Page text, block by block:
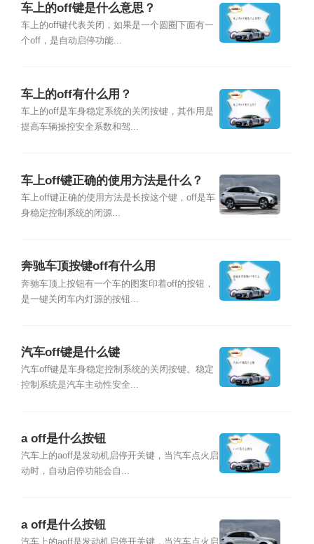
车上的off键是什么意思？
车上的off键代表关闭，如果是一个圆圈下面有一
个off，是自动启停功能...
车上的off有什么用？
车上的off是车身稳定系统的关闭按键，其作用是
提高车辆操控安全系数和驾...
车上off键正确的使用方法是什么？
车上off键正确的使用方法是长按这个键，off是车
身稳定控制系统的闭源...
奔驰车顶按键off有什么用
奔驰车顶上按钮有一个车的图案印着off的按钮，
是一键关闭车内灯源的按钮...
汽车off键是什么键
汽车off键是车身稳定控制系统的关闭按键。稳定
控制系统是汽车主动性安全...
a off是什么按钮
汽车上的aoff是发动机启停开关键，当汽车点火启
动时，自动启停功能会自...
a off是什么按钮
汽车上的aoff是发动机启停开关键，当汽车点火启